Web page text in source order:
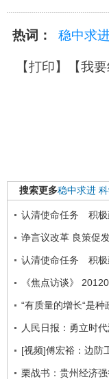
热词： 稳中求
【打印】【我
搜索更多稳中求进
认清使命任务 积极
诤言议改革 良策促
认清使命任务 积极
《焦点访谈》
“有质量的增长“是种
人民日报：勇立时
[视频]傅宏裕：边防
栗战书：贵州经济